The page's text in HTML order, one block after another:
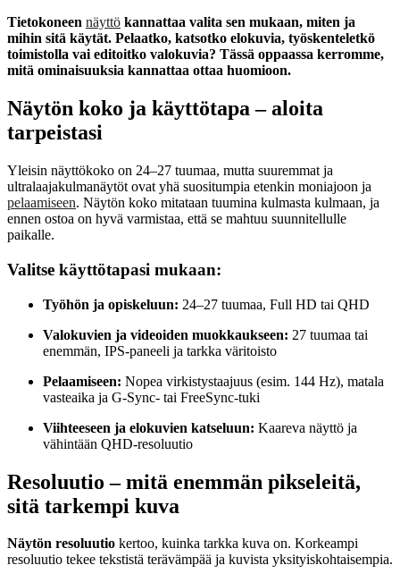
Tietokoneen näyttö kannattaa valita sen mukaan, miten ja
mihin sitä käytät. Pelaatko, katsotko elokuvia, työskenteletkö
toimistolla vai editoitko valokuvia? Tässä oppaassa kerromme,
mitä ominaisuuksia kannattaa ottaa huomioon.
Näytön koko ja käyttötapa – aloita
tarpeistasi
Yleisin näyttökoko on 24–27 tuumaa, mutta suuremmat ja
ultralaajakulmanäytöt ovat yhä suositumpia etenkin moniajoon ja
pelaamiseen. Näytön koko mitataan tuumina kulmasta kulmaan, ja
ennen ostoa on hyvä varmistaa, että se mahtuu suunnitellulle
paikalle.
Valitse käyttötapasi mukaan:
Työhön ja opiskeluun: 24–27 tuumaa, Full HD tai QHD
Valokuvien ja videoiden muokkaukseen: 27 tuumaa tai
enemmän, IPS-paneeli ja tarkka väritoisto
Pelaamiseen: Nopea virkistystaajuus (esim. 144 Hz), matala
vasteaika ja G-Sync- tai FreeSync-tuki
Viihteeseen ja elokuvien katseluun: Kaareva näyttö ja
vähintään QHD-resoluutio
Resoluutio – mitä enemmän pikseleitä,
sitä tarkempi kuva
Näytön resoluutio kertoo, kuinka tarkka kuva on. Korkeampi
resoluutio tekee tekstistä terävämpää ja kuvista yksityiskohtaisempia.